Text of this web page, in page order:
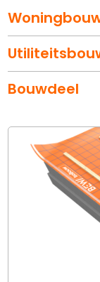
Bouwdeel